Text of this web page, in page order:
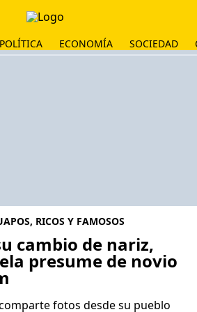
POLÍTICA ECONOMÍA SOCIEDAD
RICOS Y FAMOSOS
cambio de nariz,
presume de novio
fotos desde su pueblo